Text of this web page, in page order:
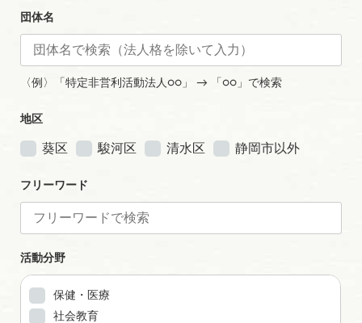
団体名
〈例〉「特定非営利活動法人○○」 → 「○○」で検索
地区
葵区 駿河区 清水区 静岡市以外
フリーワード
活動分野
保健・医療
社会教育